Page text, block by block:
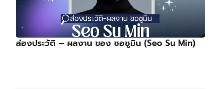
ส่องประวัติ – ผลงาน ของ ซอซูมิน (Seo Su Min)